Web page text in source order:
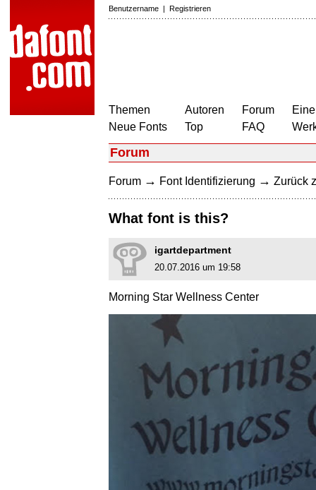
Benutzername | Registrieren
Themen
Neue Fonts
Autoren
Top
Forum
FAQ
Forum
Forum → Font Identifizierung → Zurück
What font is this?
igartdepartment
20.07.2016 um 19:58
Morning Star Wellness Center